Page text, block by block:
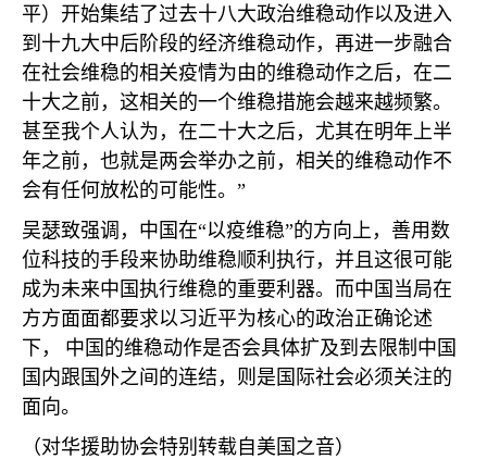
平）开始集结了过去十八大政治维稳动作以及进入
到十九大中后阶段的经济维稳动作，再进一步融合
在社会维稳的相关疫情为由的维稳动作之后，在二
十大之前，这相关的一个维稳措施会越来越频繁。
甚至我个人认为，在二十大之后，尤其在明年上半
年之前，也就是两会举办之前，相关的维稳动作不
会有任何放松的可能性。”
吴瑟致强调，中国在“以疫维稳”的方向上，善用数
位科技的手段来协助维稳顺利执行，并且这很可能
成为未来中国执行维稳的重要利器。而中国当局在
方方面面都要求以习近平为核心的政治正确论述
下，
中国的维稳动作是否会具体扩及到去限制中国
国内跟国外之间的连结，则是国际社会必须关注的
面向。
（对华援助协会特别转载自美国之音）